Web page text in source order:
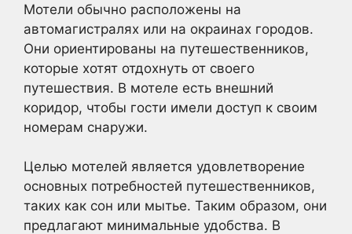
Мотели обычно расположены на
автомагистралях или на окраинах городов.
Они ориентированы на путешественников,
которые хотят отдохнуть от своего
путешествия. В мотеле есть внешний
коридор, чтобы гости имели доступ к своим
номерам снаружи.
Целью мотелей является удовлетворение
основных потребностей путешественников,
таких как сон или мытье. Таким образом, они
предлагают минимальные удобства. В